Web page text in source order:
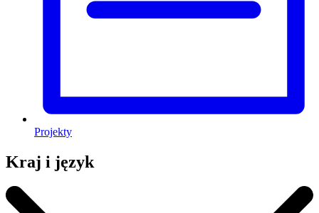
Projekty
Kraj i język